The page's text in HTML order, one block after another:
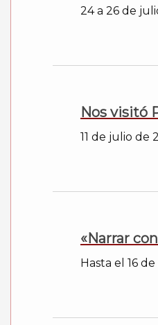
24 a 26 de
Nos visitó
11 de julio de
«Narrar
Hasta el 16